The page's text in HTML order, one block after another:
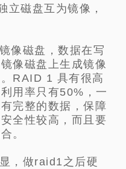
立磁盘互为镜像，
像磁盘，数据在写
像磁盘上生成镜像
RAID 1 具有很高
用率只有50%，一
完整的数据，保障
全性较高，而且要
。
，做raid1之后硬